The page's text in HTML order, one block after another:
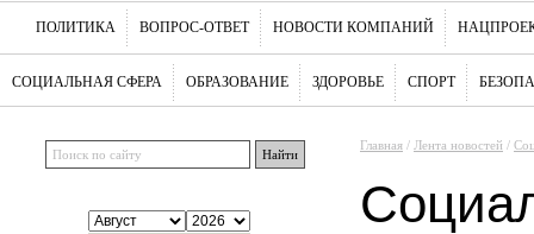
ПОЛИТИКА ВОПРОС-ОТВЕТ НОВОСТИ КОМПАНИЙ
СОЦИАЛЬНАЯ СФЕРА ОБРАЗОВАНИЕ ЗДОРОВЬЕ СПОРТ
Главная / Лента новостей /